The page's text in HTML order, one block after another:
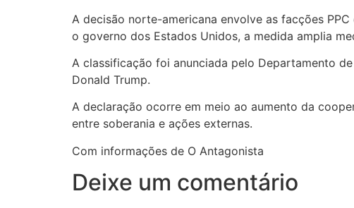
A decisão norte-americana envolve as facções
o governo dos Estados Unidos, a medida amplia
A classificação foi anunciada pelo Departamento
Donald Trump.
A declaração ocorre em meio ao aumento da
entre soberania e ações externas.
Com informações de O Antagonista
Deixe um comentário